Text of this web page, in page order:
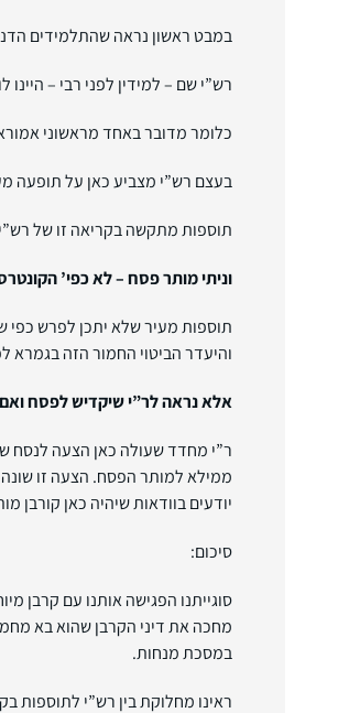
במבט ראשון נראה שהתלמידים
רש”י שם – למידין לפני רבי – היינו
כלומר מדובר באחד מראשוני
בעצם רש”י מצביע כאן על תופעה
תוספות מתקשה בקריאה זו של רש”י.
וניתי מותר פסח – לא כפי’
תוספות מעיר שלא יתכן לפרש כפי
והיעדר הביטוי החמור הזה בגמרא
אלא נראה לר”י שיקדיש לפסח
ר”י מחדד שעולה כאן הצעה לנסח
ממילא למותר הפסח. הצעה זו
יודעים בוודאות שיהיה כאן קורבן
סיכום:
סוגייתנו הפגישה אותנו עם קרבן
מחכה את דיני הקרבן שהוא בא
במסכת מנחות.
ראינו מחלוקת בין רש”י